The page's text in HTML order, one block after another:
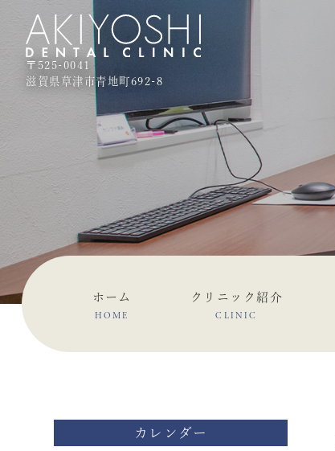
〒525-0041
滋賀県草津市青地町692-8
ホーム
HOME
クリニック紹介
CLINIC
カレンダー